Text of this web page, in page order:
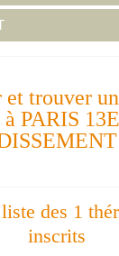
et trouver
à PARIS
des 1
inscrits